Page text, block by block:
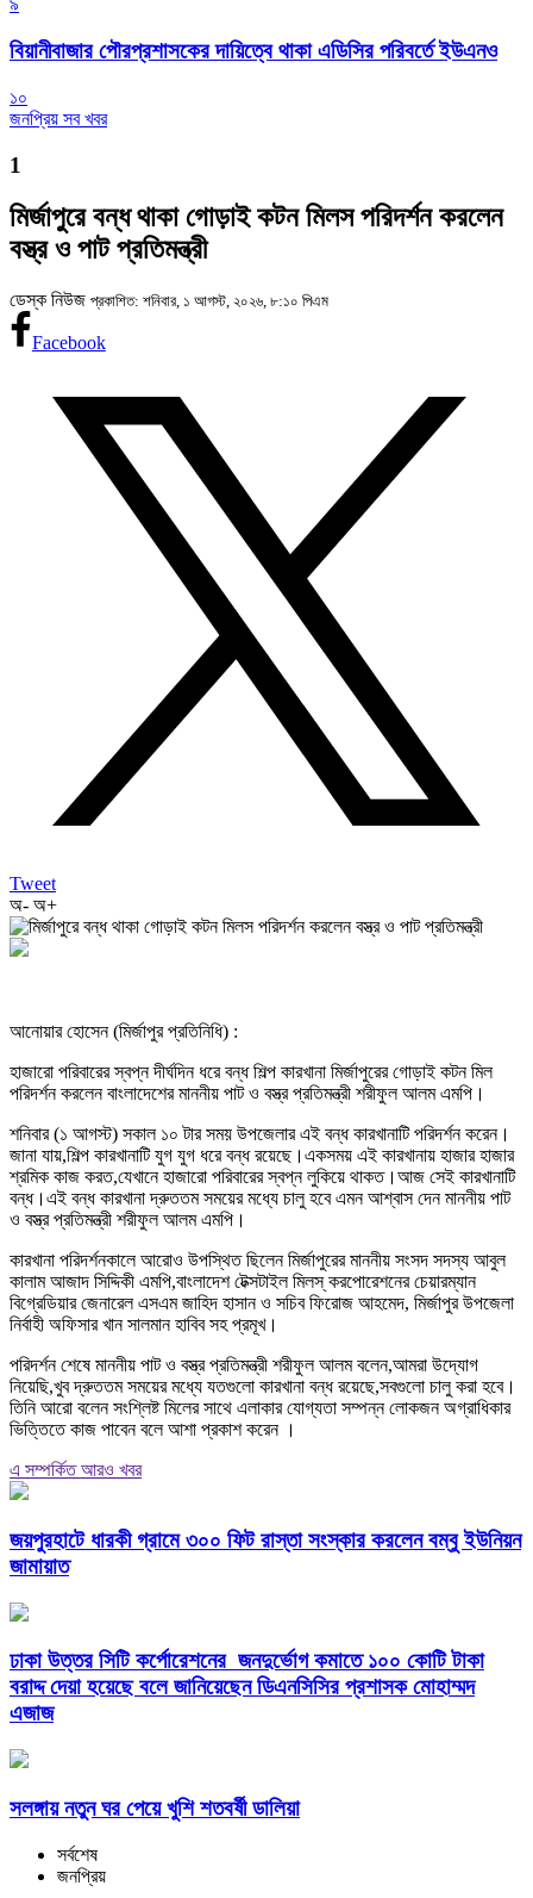
৯
বিয়ানীবাজার পৌরপ্রশাসকের দায়িত্বে থাকা এডিসির পরিবর্তে ইউএনও
১০
জনপ্রিয় সব খবর
1
মির্জাপুরে বন্ধ থাকা গোড়াই কটন মিলস পরিদর্শন করলেন
বস্ত্র ও পাট প্রতিমন্ত্রী
ডেস্ক নিউজ প্রকাশিত: শনিবার, ১ আগস্ট, ২০২৬, ৮:১০ পিএম
Facebook
Tweet
অ- অ+
আনোয়ার হোসেন (মির্জাপুর প্রতিনিধি) :
হাজারো পরিবারের স্বপ্ন দীর্ঘদিন ধরে বন্ধ শিল্প কারখানা মির্জাপুরের গোড়াই কটন মিল
পরিদর্শন করলেন বাংলাদেশের মাননীয় পাট ও বস্ত্র প্রতিমন্ত্রী শরীফুল আলম এমপি।
শনিবার (১ আগস্ট) সকাল ১০ টার সময় উপজেলার এই বন্ধ কারখানাটি পরিদর্শন করেন।
জানা যায়,শিল্প কারখানাটি যুগ যুগ ধরে বন্ধ রয়েছে।একসময় এই কারখানায় হাজার হাজার
শ্রমিক কাজ করত,যেখানে হাজারো পরিবারের স্বপ্ন লুকিয়ে থাকত।আজ সেই কারখানাটি
বন্ধ।এই বন্ধ কারখানা দ্রুততম সময়ের মধ্যে চালু হবে এমন আশ্বাস দেন মাননীয় পাট
ও বস্ত্র প্রতিমন্ত্রী শরীফুল আলম এমপি।
কারখানা পরিদর্শনকালে আরোও উপস্থিত ছিলেন মির্জাপুরের মাননীয় সংসদ সদস্য আবুল
কালাম আজাদ সিদ্দিকী এমপি,বাংলাদেশ টেক্সটাইল মিলস্ করপোরেশনের চেয়ারম্যান
বিগ্রেডিয়ার জেনারেল এসএম জাহিদ হাসান ও সচিব ফিরোজ আহমেদ, মির্জাপুর উপজেলা
নির্বাহী অফিসার খান সালমান হাবিব সহ প্রমূখ।
পরিদর্শন শেষে মাননীয় পাট ও বস্ত্র প্রতিমন্ত্রী শরীফুল আলম বলেন,আমরা উদ্যোগ
নিয়েছি,খুব দ্রুততম সময়ের মধ্যে যতগুলো কারখানা বন্ধ রয়েছে,সবগুলো চালু করা হবে।
তিনি আরো বলেন সংশ্লিষ্ট মিলের সাথে এলাকার যোগ্যতা সম্পন্ন লোকজন অগ্রাধিকার
ভিত্তিতে কাজ পাবেন বলে আশা প্রকাশ করেন ।
এ সম্পর্কিত আরও খবর
জয়পুরহাটে ধারকী গ্রামে ৩০০ ফিট রাস্তা সংস্কার করলেন বম্বু ইউনিয়ন
জামায়াত
ঢাকা উত্তর সিটি কর্পোরেশনের জনদুর্ভোগ কমাতে ১০০ কোটি টাকা
বরাদ্দ দেয়া হয়েছে বলে জানিয়েছেন ডিএনসিসির প্রশাসক মোহাম্মদ
এজাজ
সলঙ্গায় নতুন ঘর পেয়ে খুশি শতবর্ষী ডালিয়া
সর্বশেষ
জনপ্রিয়